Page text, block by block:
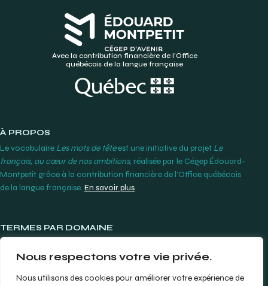
Nous respectons votre vie privée.
Nous utilisons des cookies pour améliorer votre expérience de
Avec la contribution financière de l’Office
québécois de la langue française
À PROPOS
Le vocabulaire Les mots de têteest une initiative du projet Le
français, au cœur de nos ambitions, réalisée par le Cégep Édouard-
Montpetit grâce à la contribution financière de l’Office québécois
de la langue française. En savoir plus
TERMES PAR DOMAINE
Orthodontie
Prothèses dentaires